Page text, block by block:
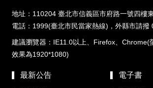
地址：110204 臺北市信義區市府路一號四樓
電話：1999(臺北市民當家熱線)，外縣市請撥
建議瀏覽器：IE11.0以上、Firefox、Chrome(
效果為1920*1080)
最新公告 電子書